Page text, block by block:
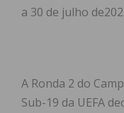
a 30 de julho
A Ronda 2 do
Sub-19 da UEFA